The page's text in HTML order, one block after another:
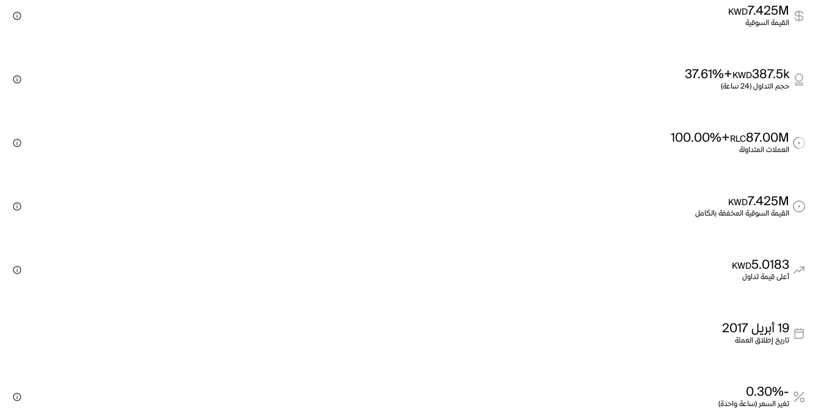
7.425M
KWD
القيمة السوقية
387.5k
KWD
+37.61%
حجم التداول (24 ساعة)
87.00M
RLC
+100.00%
العملات المتداولة
7.425M
KWD
القيمة السوقية المخففة بالكامل
5.0183
KWD
أعلى قيمة تداول
19 أبريل 2017
تاريخ إطلاق العملة
-0.30%
تغير السعر (ساعة واحدة)